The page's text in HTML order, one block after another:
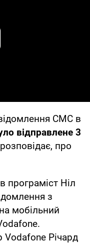
Video
СМС в
відправлене 3
про
програміст Ніл
з
мобільний
Річард